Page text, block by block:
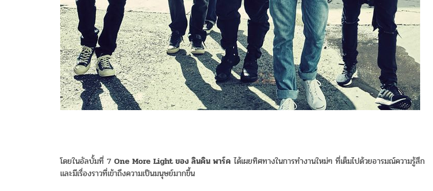
โดยในอัลบั้มที่ 7 One More Light ของ ลินคิน พาร์ค ได้เผยทิศทางในการทำงานใหม่ๆ ที่เต็มไปด้วยอารมณ์ความรู้สึก
และมีเรื่องราวที่เข้าถึงความเป็นมนุษย์มากขึ้น